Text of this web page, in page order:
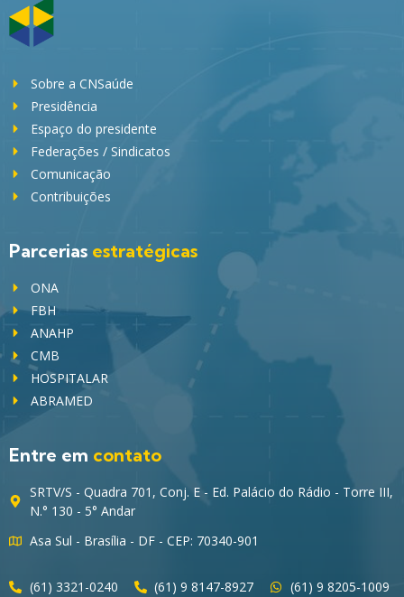
Sobre a CNSaúde
Presidência
Espaço do presidente
Federações / Sindicatos
Comunicação
Contribuições
Parcerias estratégicas
ONA
FBH
ANAHP
CMB
HOSPITALAR
ABRAMED
Entre em contato
SRTV/S - Quadra 701, Conj. E - Ed. Palácio do Rádio - Torre III,
N.° 130 - 5° Andar
Asa Sul - Brasília - DF - CEP: 70340-901
(61) 3321-0240 (61) 9 8147-8927 (61) 9 8205-1009